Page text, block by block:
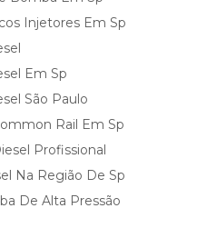
Injetores Em Sp
Em Sp
São Paulo
Rail Em Sp
Profissional
Na Região De Sp
De Alta Pressão